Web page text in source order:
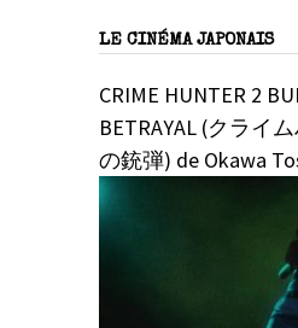
LE CINÉMA JAPONAIS
CRIME HUNTER 2
BETRAYAL (クライ
の銃弾) de Okawa